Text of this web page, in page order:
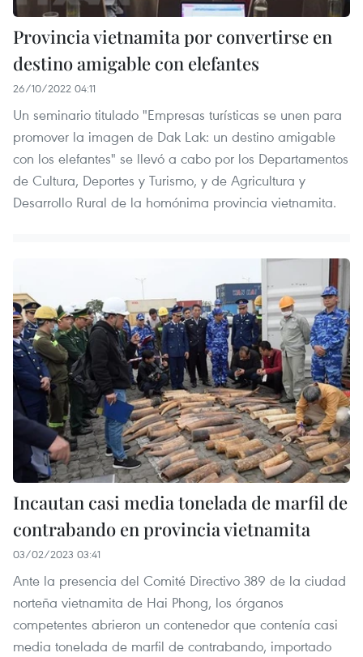
Provincia vietnamita por convertirse en
destino amigable con elefantes
26/10/2022 04:11
Un seminario titulado "Empresas turísticas se unen para
promover la imagen de Dak Lak: un destino amigable
con los elefantes" se llevó a cabo por los Departamentos
de Cultura, Deportes y Turismo, y de Agricultura y
Desarrollo Rural de la homónima provincia vietnamita.
Incautan casi media tonelada de marfil de
contrabando en provincia vietnamita
03/02/2023 03:41
Ante la presencia del Comité Directivo 389 de la ciudad
norteña vietnamita de Hai Phong, los órganos
competentes abrieron un contenedor que contenía casi
media tonelada de marfil de contrabando, importado